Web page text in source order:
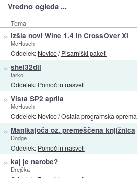
Vredno ogleda ...
Tema
» Izšla novi Wine 1.4 in CrossOver XI
McHusch
Oddelek: Novice/Pisarniški paketi
» shel32dll
farko
Oddelek: Pomoč in nasveti
» Vista SP2 aprila
McHusch
Oddelek: Novice/Ostala programska oprema
» Manjkajoča oz. premeščena knjižnica
Dodge
Oddelek: Pomoč in nasveti
» kaj je narobe?
Drejčka